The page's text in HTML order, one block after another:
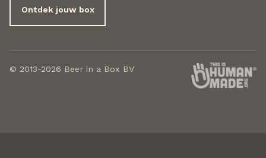
Ontdek jouw box
© 2013-2026 Beer in a Box BV